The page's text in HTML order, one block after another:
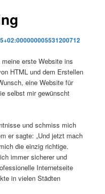
erste Website ins
HTML und dem Erstellen
eine Website für
selbst mir gewünscht
und schmiss mich
er sagte: „Und jetzt mach
die einzig richtige.
immer sicherer und
Internetseite
in vielen Städten